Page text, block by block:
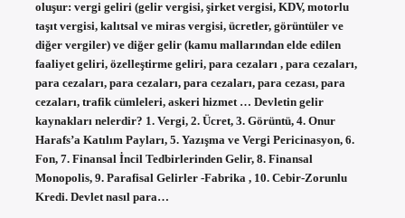
oluşur: vergi geliri (gelir vergisi, şirket vergisi, KDV, motorlu
taşıt vergisi, kalıtsal ve miras vergisi, ücretler, görüntüler ve
diğer vergiler) ve diğer gelir (kamu mallarından elde edilen
faaliyet geliri, özelleştirme geliri, para cezaları , para cezaları,
para cezaları, para cezaları, para cezaları, para cezası, para
cezaları, trafik cümleleri, askeri hizmet … Devletin gelir
kaynakları nelerdir? 1. Vergi, 2. Ücret, 3. Görüntü, 4. Onur
Harafs’a Katılım Payları, 5. Yazışma ve Vergi Pericinasyon, 6.
Fon, 7. Finansal İncil Tedbirlerinden Gelir, 8. Finansal
Monopolis, 9. Parafisal Gelirler -Fabrika , 10. Cebir-Zorunlu
Kredi. Devlet nasıl para…